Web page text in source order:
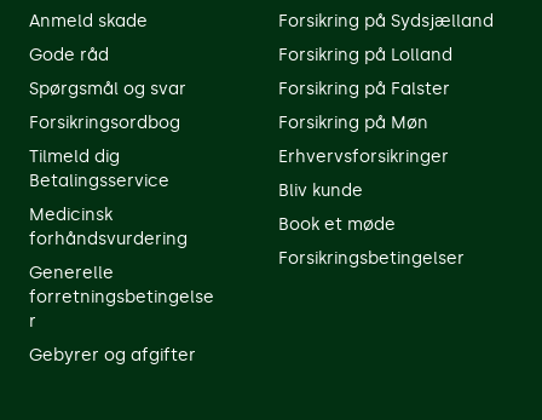
Anmeld skade
Gode råd
Spørgsmål og svar
Forsikringsordbog
Tilmeld dig
Betalingsservice
Medicinsk
forhåndsvurdering
Generelle
forretningsbetingelse
r
Gebyrer og afgifter
Forsikring på Sydsjælland
Forsikring på Lolland
Forsikring på Falster
Forsikring på Møn
Erhvervsforsikringer
Bliv kunde
Book et møde
Forsikringsbetingelser